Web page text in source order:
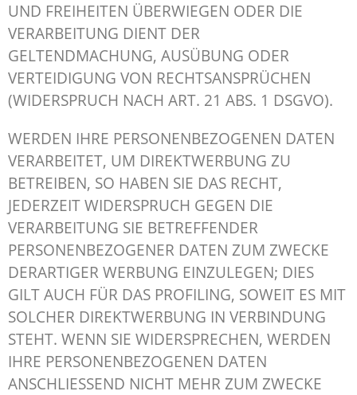
UND FREIHEITEN ÜBERWIEGEN ODER DIE
VERARBEITUNG DIENT DER
GELTENDMACHUNG, AUSÜBUNG ODER
VERTEIDIGUNG VON RECHTSANSPRÜCHEN
(WIDERSPRUCH NACH ART. 21 ABS. 1 DSGVO).
WERDEN IHRE PERSONENBEZOGENEN DATEN
VERARBEITET, UM DIREKTWERBUNG ZU
BETREIBEN, SO HABEN SIE DAS RECHT,
JEDERZEIT WIDERSPRUCH GEGEN DIE
VERARBEITUNG SIE BETREFFENDER
PERSONENBEZOGENER DATEN ZUM ZWECKE
DERARTIGER WERBUNG EINZULEGEN; DIES
GILT AUCH FÜR DAS PROFILING, SOWEIT ES MIT
SOLCHER DIREKTWERBUNG IN VERBINDUNG
STEHT. WENN SIE WIDERSPRECHEN, WERDEN
IHRE PERSONENBEZOGENEN DATEN
ANSCHLIESSEND NICHT MEHR ZUM ZWECKE